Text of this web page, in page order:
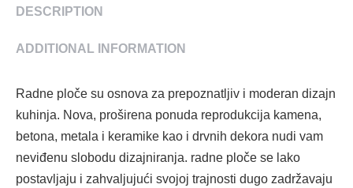
600
38
Egger
quantity
DESCRIPTION
ADDITIONAL INFORMATION
Radne ploče su osnova za prepoznatljiv i moderan dizajn
kuhinja. Nova, proširena ponuda reprodukcija kamena,
betona, metala i keramike kao i drvnih dekora nudi vam
neviđenu slobodu dizajniranja. radne ploče se lako
postavljaju i zahvaljujući svojoj trajnosti dugo zadržavaju